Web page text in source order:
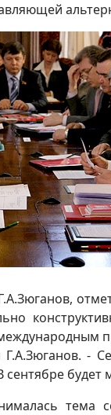
Г.А.Зюганов. -
будет
тема